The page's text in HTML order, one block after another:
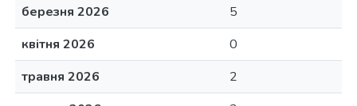
березня 2026
5
квітня 2026
0
травня 2026
2